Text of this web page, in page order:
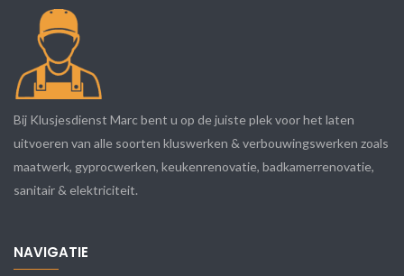
Bij Klusjesdienst Marc bent u op de juiste plek voor het laten
uitvoeren van alle soorten kluswerken & verbouwingswerken zoals
maatwerk, gyprocwerken, keukenrenovatie, badkamerrenovatie,
sanitair & elektriciteit.
NAVIGATIE